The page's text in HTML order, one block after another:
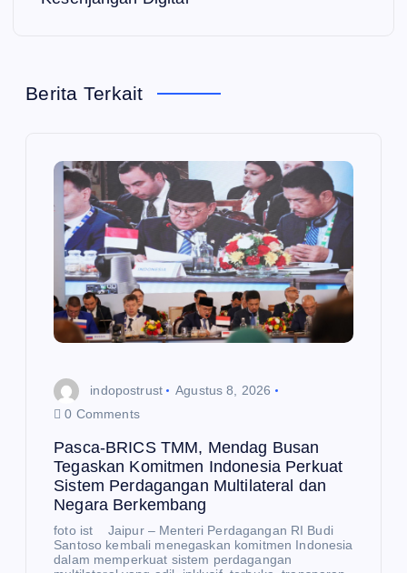
Berita Terkait
indopostrust
Agustus 8, 2026
0 Comments
Pasca-BRICS TMM, Mendag Busan
Tegaskan Komitmen Indonesia Perkuat
Sistem Perdagangan Multilateral dan
Negara Berkembang
foto ist Jaipur – Menteri Perdagangan RI Budi
Santoso kembali menegaskan komitmen Indonesia
dalam memperkuat sistem perdagangan